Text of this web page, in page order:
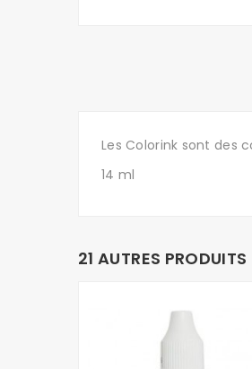
Les Colorink sont des
14 ml
21 AUTRES